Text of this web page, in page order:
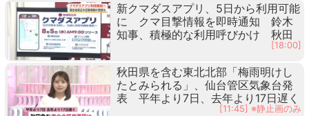
新クマダスアプリ、5日から利用可能
に クマ目撃情報を即時通知 鈴木
知事、積極的な利用呼びかけ 秋田
[18:00]
秋田県を含む東北北部「梅雨明けし
たとみられる」、仙台管区気象台発
表 平年より7日、去年より17日遅く
[11:45] ※静止画のみ